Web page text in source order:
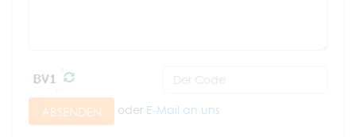
ABSENDEN oder E-Mail an uns